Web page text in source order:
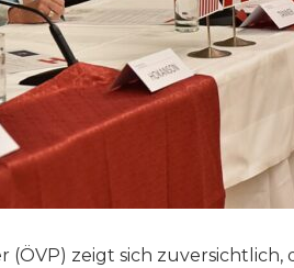
zeigt sich zuversichtlich,